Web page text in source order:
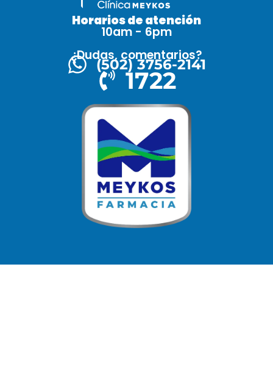
Horarios de atención
10am - 6pm
¿Dudas, comentarios?
(502) 3756-2141
1722